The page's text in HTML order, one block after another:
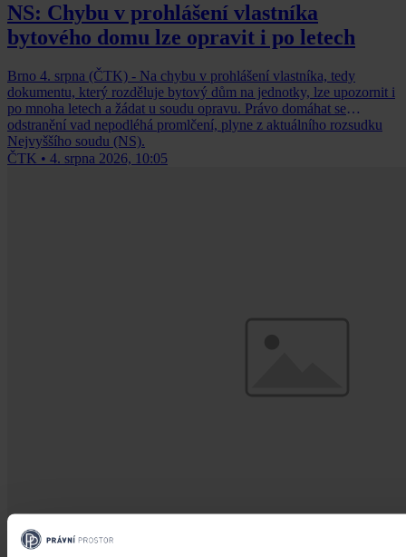
NS: Chybu v prohlášení vlastníka
bytového domu lze opravit i po letech
Brno 4. srpna (ČTK) - Na chybu v prohlášení vlastníka, tedy
dokumentu, který rozděluje bytový dům na jednotky, lze upozornit i
po mnoha letech a žádat u soudu opravu. Právo domáhat se
odstranění vad nepodléhá promlčení, plyne z aktuálního rozsudku
Nejvyššího soudu (NS).
ČTK • 4. srpna 2026, 10:05